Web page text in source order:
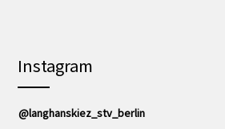
Instagram
@langhanskiez_stv_berlin